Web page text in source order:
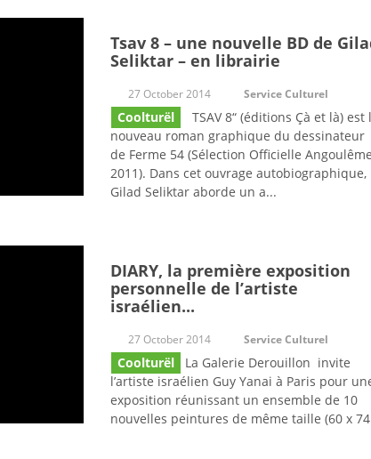
Tsav 8 – une nouvelle BD de
Seliktar – en librairie
27 October 2014 Service Culturel
Coolturël
TSAV 8“ (éditions Çà et là) est
nouveau roman graphique du dessinateur
de Ferme 54 (Sélection Officielle Angoulême
2011). Dans cet ouvrage autobiographique,
Gilad Seliktar aborde un a...
DIARY, la première exposition
personnelle de l’artiste
israélien...
27 October 2014 Service Culturel
Coolturël
La Galerie Derouillon invite
l’artiste israélien Guy Yanai à Paris pour
exposition réunissant un ensemble de 10
nouvelles peintures de même taille (60 x 74